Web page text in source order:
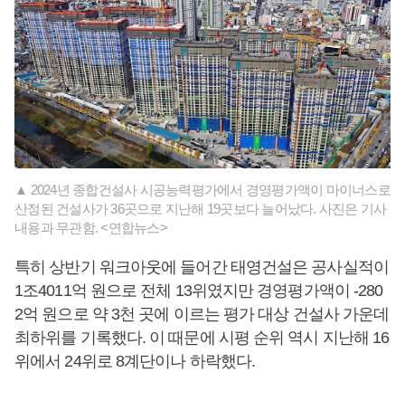
▲ 2024년 종합건설사 시공능력평가에서 경영평가액이 마이너스로
산정된 건설사가 36곳으로 지난해 19곳보다 늘어났다. 사진은 기사
내용과 무관함. <연합뉴스>
특히 상반기 워크아웃에 들어간 태영건설은 공사실적이
1조4011억 원으로 전체 13위였지만 경영평가액이 -280
2억 원으로 약 3천 곳에 이르는 평가 대상 건설사 가운데
최하위를 기록했다. 이 때문에 시평 순위 역시 지난해 16
위에서 24위로 8계단이나 하락했다.